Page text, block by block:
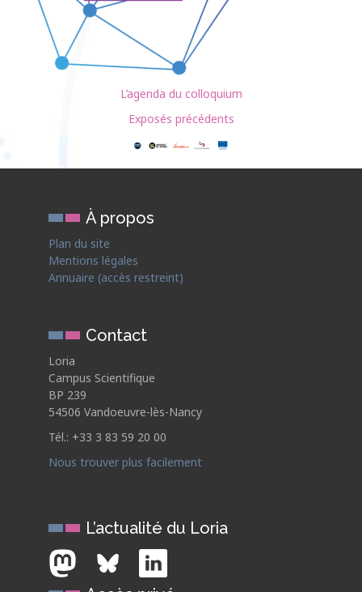
L’agenda du colloquium
Exposés précédents
À propos
Plan du site
Mentions légales
Annuaire (accès restreint)
Contact
Loria
Campus Scientifique
BP 239
54506 Vandoeuvre-lès-Nancy
Tél.: +33 3 83 59 20 00
Nous trouver plus facilement
L’actualité du Loria